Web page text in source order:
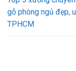
gỗ phòng ngủ đẹp,
TPHCM